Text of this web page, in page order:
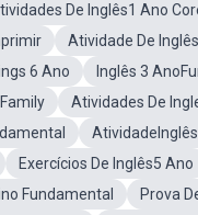
De Inglês1 Ano
Atividade De
6 Ano
Inglês 3
Atividades De
Exercícios De Inglês5 Ano
Fundamental
Prova